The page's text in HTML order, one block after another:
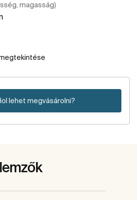
magasság)
lehet megvásárolni?